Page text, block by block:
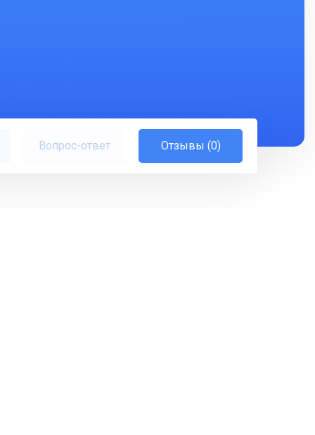
Вопрос-ответ Отзывы (0)